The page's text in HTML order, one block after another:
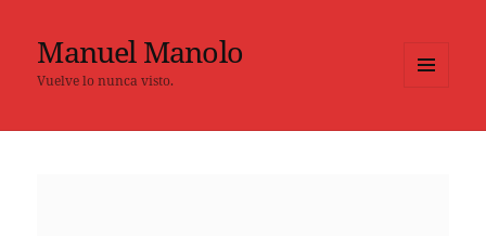
Manuel Manolo
Vuelve lo nunca visto.
WIDGETS